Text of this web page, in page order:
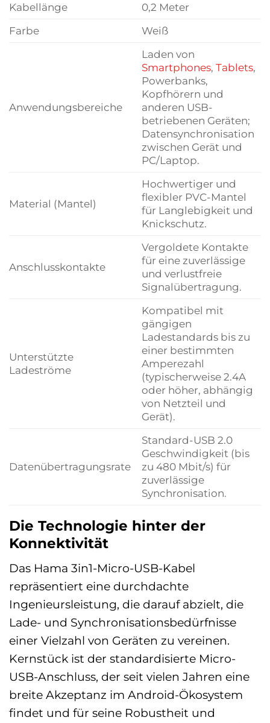
Kabellänge
0,2 Meter
Farbe
Weiß
Anwendungsbereiche
Laden von
Smartphones, Tablets,
Powerbanks,
Kopfhörern und
anderen USB-
betriebenen Geräten;
Datensynchronisation
zwischen Gerät und
PC/Laptop.
Material (Mantel)
Hochwertiger und
flexibler PVC-Mantel
für Langlebigkeit und
Knickschutz.
Anschlusskontakte
Vergoldete Kontakte
für eine zuverlässige
und verlustfreie
Signalübertragung.
Unterstützte
Ladeströme
Kompatibel mit
gängigen
Ladestandards bis zu
einer bestimmten
Amperezahl
(typischerweise 2.4A
oder höher, abhängig
von Netzteil und
Gerät).
Datenübertragungsrate
Standard-USB 2.0
Geschwindigkeit (bis
zu 480 Mbit/s) für
zuverlässige
Synchronisation.
Die Technologie hinter der
Konnektivität
Das Hama 3in1-Micro-USB-Kabel
repräsentiert eine durchdachte
Ingenieursleistung, die darauf abzielt, die
Lade- und Synchronisationsbedürfnisse
einer Vielzahl von Geräten zu vereinen.
Kernstück ist der standardisierte Micro-
USB-Anschluss, der seit vielen Jahren eine
breite Akzeptanz im Android-Ökosystem
findet und für seine Robustheit und